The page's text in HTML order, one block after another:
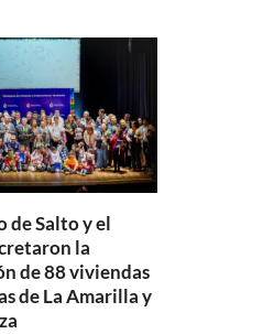
de Salto y el
la
de 88 viviendas
de La Amarilla y